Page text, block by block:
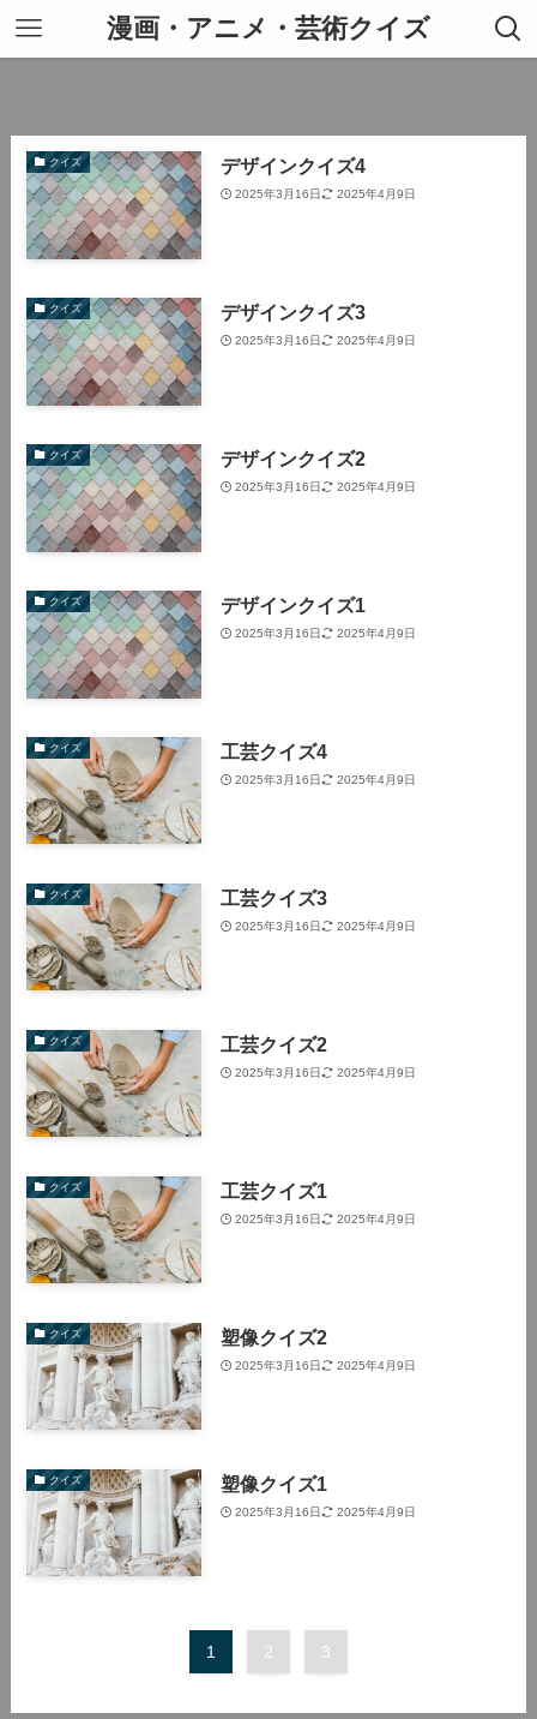
漫画・アニメ・芸術クイズ
クイズ デザインクイズ4
2025年3月16日 2025年4月9日
クイズ デザインクイズ3
2025年3月16日 2025年4月9日
クイズ デザインクイズ2
2025年3月16日 2025年4月9日
クイズ デザインクイズ1
2025年3月16日 2025年4月9日
クイズ 工芸クイズ4
2025年3月16日 2025年4月9日
クイズ 工芸クイズ3
2025年3月16日 2025年4月9日
クイズ 工芸クイズ2
2025年3月16日 2025年4月9日
クイズ 工芸クイズ1
2025年3月16日 2025年4月9日
クイズ 塑像クイズ2
2025年3月16日 2025年4月9日
クイズ 塑像クイズ1
2025年3月16日 2025年4月9日
1 2 3